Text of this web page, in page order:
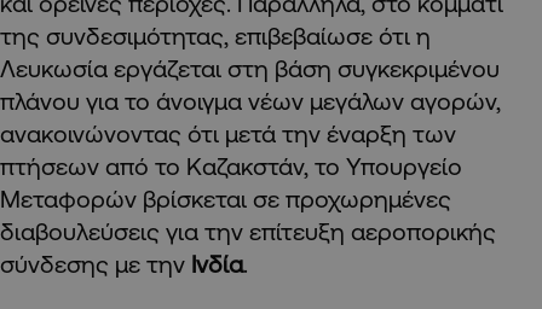
της συνδεσιμότητας, επιβεβαίωσε ότι η
Λευκωσία εργάζεται στη βάση συγκεκριμένου
πλάνου για το άνοιγμα νέων μεγάλων αγορών,
ανακοινώνοντας ότι μετά την έναρξη των
πτήσεων από το Καζακστάν, το Υπουργείο
Μεταφορών βρίσκεται σε προχωρημένες
διαβουλεύσεις για την επίτευξη αεροπορικής
σύνδεσης με την Ινδία.